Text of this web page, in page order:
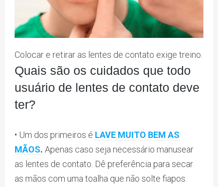
Colocar e retirar as lentes de contato exige treino.
Quais são os cuidados que todo
usuário de lentes de contato deve
ter?
• Um dos primeiros é LAVE MUITO BEM AS
MÃOS. Apenas caso seja necessário manusear
as lentes de contato. Dê preferência para secar
as mãos com uma toalha que não solte fiapos.